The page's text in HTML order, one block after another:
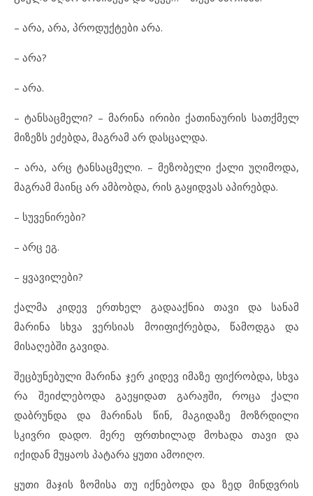
– არა, არა, პროდუქტები არა.
– არა?
– არა.
– ტანსაცმელი? – მარინა ირიბი ქათინაურის სათქმელ
მიზეზს ეძებდა, მაგრამ არ დასცალდა.
– არა, არც ტანსაცმელი. – მეზობელი ქალი უღიმოდა,
მაგრამ მაინც არ ამბობდა, რის გაყიდვას აპირებდა.
– სუვენირები?
– არც ეგ.
– ყვავილები?
ქალმა კიდევ ერთხელ გადააქნია თავი და სანამ
მარინა სხვა ვერსიას მოიფიქრებდა, წამოდგა და
მისაღებში გავიდა.
შეცბუნებული მარინა ჯერ კიდევ იმაზე ფიქრობდა, სხვა
რა შეიძლებოდა გაეყიდათ გარაჟში, როცა ქალი
დაბრუნდა და მარინას წინ, მაგიდაზე მოზრდილი
სკივრი დადო. მერე ფრთხილად მოხადა თავი და
იქიდან მუყაოს პატარა ყუთი ამოიღო.
ყუთი მაჯის ზომისა თუ იქნებოდა და ზედ მინდვრის